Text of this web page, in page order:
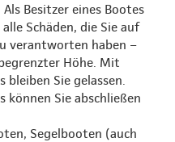
Als Besitzer eines Bootes
Schäden, die Sie auf
verantworten haben –
Höhe. Mit
bleiben Sie gelassen.
können Sie abschließen
Segelbooten (auch